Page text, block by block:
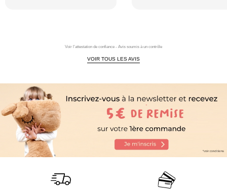
Voir l'attestation de confiance - Avis soumis à un contrôle
VOIR TOUS LES AVIS